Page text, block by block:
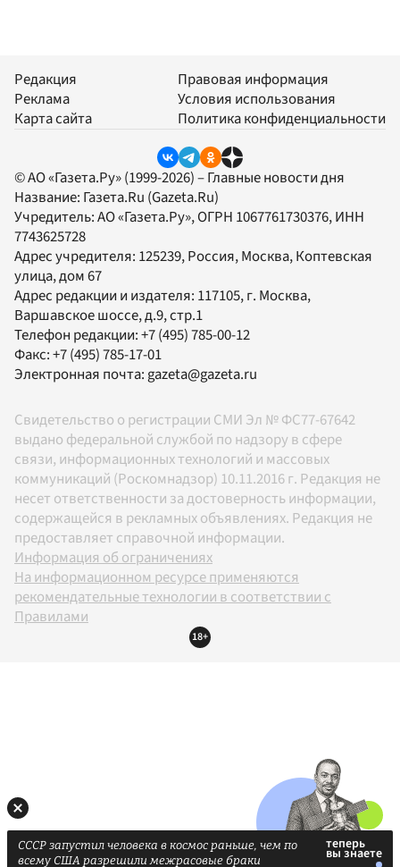
Редакция
Реклама
Карта сайта
Правовая информация
Условия использования
Политика конфиденциальности
© АО «Газета.Ру» (1999-2026) – Главные новости дня
Название: Газета.Ru (Gazeta.Ru)
Учредитель:АО «Газета.Ру», ОГРН 1067761730376, ИНН
7743625728
Адрес учредителя: 125239, Россия, Москва, Коптевская
улица, дом 67
Адрес редакции и издателя: 117105, г. Москва,
Варшавское шоссе, д.9, стр.1
Телефон редакции:+7 (495) 785-00-12
Факс:+7 (495) 785-17-01
Электронная почта:gazeta@gazeta.ru
Свидетельство о регистрации СМИ Эл № ФС77-67642
выдано федеральной службой по надзору в сфере
связи, информационных технологий и массовых
коммуникаций (Роскомнадзор) 10.11.2016 г. Редакция не
несет ответственности за достоверность информации,
содержащейся в рекламных объявлениях. Редакция не
предоставляет справочной информации.
Информация об ограничениях
На информационном ресурсе применяются
рекомендательные технологии в соответствии с
Правилами
18+
СССР запустил человека в космос раньше, чем по
всему США разрешили межрасовые браки